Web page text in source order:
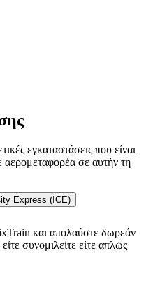
εγκαταστάσεις που είναι
αερομεταφορέα σε αυτήν τη
Express (ICE)
και απολαύστε δωρεάν
συνομιλείτε είτε απλώς